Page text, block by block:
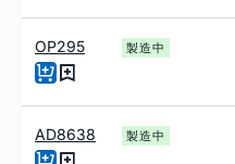
OP295 製造中
AD8638 製造中